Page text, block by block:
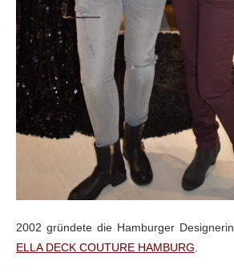
2002 gründete die Hamburger Designerin
ELLA DECK COUTURE HAMBURG